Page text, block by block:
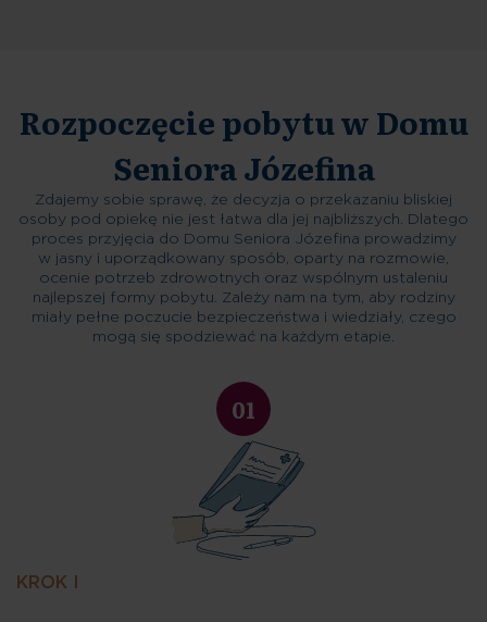
Rozpoczęcie pobytu w Domu
Seniora Józefina
Zdajemy sobie sprawę, że decyzja o przekazaniu bliskiej
osoby pod opiekę nie jest łatwa dla jej najbliższych. Dlatego
proces przyjęcia do Domu Seniora Józefina prowadzimy
w jasny i uporządkowany sposób, oparty na rozmowie,
ocenie potrzeb zdrowotnych oraz wspólnym ustaleniu
najlepszej formy pobytu. Zależy nam na tym, aby rodziny
miały pełne poczucie bezpieczeństwa i wiedziały, czego
mogą się spodziewać na każdym etapie.
01
KROK I